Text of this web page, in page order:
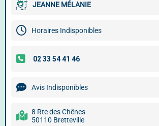
JEANNE MÉLANIE
Horaires Indisponibles
Avis Indisponibles
8 Rte des Chênes
50110 Bretteville